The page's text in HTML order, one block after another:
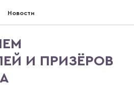
Новости
И ПРИЗЁРОВ